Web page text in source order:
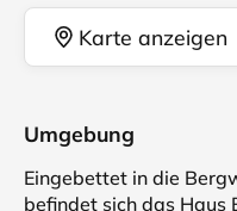
Karte anzeigen
Umgebung
Eingebettet in die
befindet sich das Haus